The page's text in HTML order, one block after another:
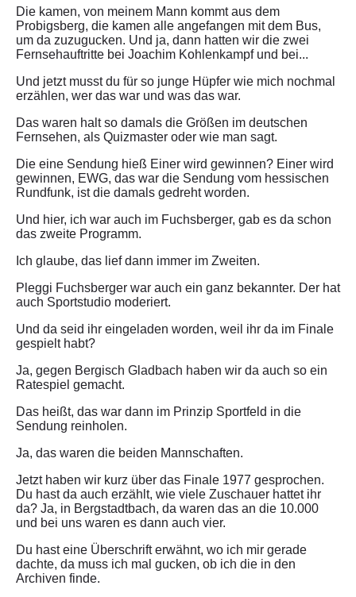
Die kamen, von meinem Mann kommt aus dem
Probigsberg, die kamen alle angefangen mit dem Bus,
um da zuzugucken. Und ja, dann hatten wir die zwei
Fernsehauftritte bei Joachim Kohlenkampf und bei...
Und jetzt musst du für so junge Hüpfer wie mich nochmal
erzählen, wer das war und was das war.
Das waren halt so damals die Größen im deutschen
Fernsehen, als Quizmaster oder wie man sagt.
Die eine Sendung hieß Einer wird gewinnen? Einer wird
gewinnen, EWG, das war die Sendung vom hessischen
Rundfunk, ist die damals gedreht worden.
Und hier, ich war auch im Fuchsberger, gab es da schon
das zweite Programm.
Ich glaube, das lief dann immer im Zweiten.
Pleggi Fuchsberger war auch ein ganz bekannter. Der hat
auch Sportstudio moderiert.
Und da seid ihr eingeladen worden, weil ihr da im Finale
gespielt habt?
Ja, gegen Bergisch Gladbach haben wir da auch so ein
Ratespiel gemacht.
Das heißt, das war dann im Prinzip Sportfeld in die
Sendung reinholen.
Ja, das waren die beiden Mannschaften.
Jetzt haben wir kurz über das Finale 1977 gesprochen.
Du hast da auch erzählt, wie viele Zuschauer hattet ihr
da? Ja, in Bergstadtbach, da waren das an die 10.000
und bei uns waren es dann auch vier.
Du hast eine Überschrift erwähnt, wo ich mir gerade
dachte, da muss ich mal gucken, ob ich die in den
Archiven finde.